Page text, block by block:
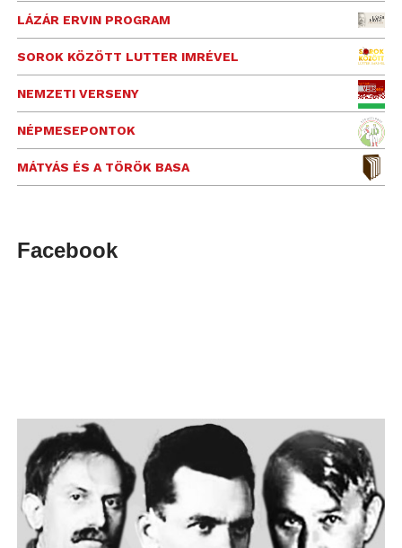
LÁZÁR ERVIN PROGRAM
SOROK KÖZÖTT LUTTER IMRÉVEL
NEMZETI VERSENY
NÉPMESEPONTOK
MÁTYÁS ÉS A TÖRÖK BASA
Facebook